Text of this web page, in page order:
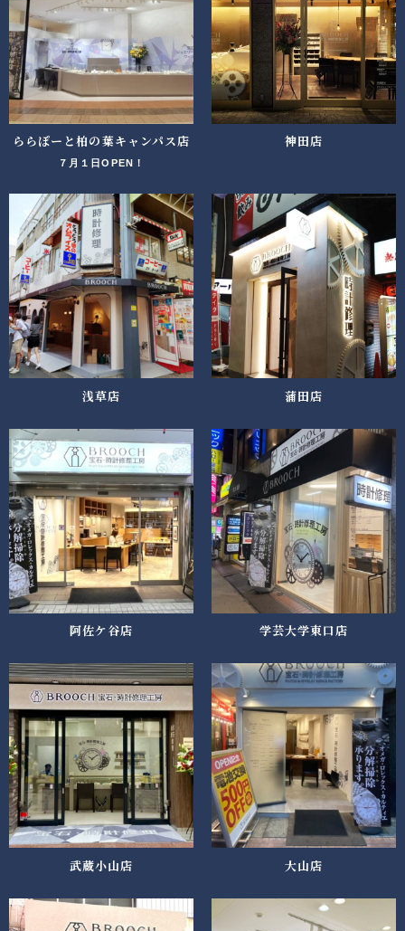
ららぽーと柏の葉キャンパス店
７月１日OPEN！
神田店
浅草店 蒲田店
阿佐ケ谷店 学芸大学東口店
武蔵小山店 大山店